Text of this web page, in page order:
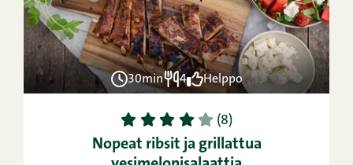
30min 4 Helppo
1 2 3 4 5 (8)
Nopeat ribsit ja grillattua